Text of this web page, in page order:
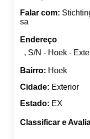
Falar com:
sa
Endereço
, S/N - Hoek -
Bairro: Hoek
Cidade: Exterior
Estado: EX
Classificar e